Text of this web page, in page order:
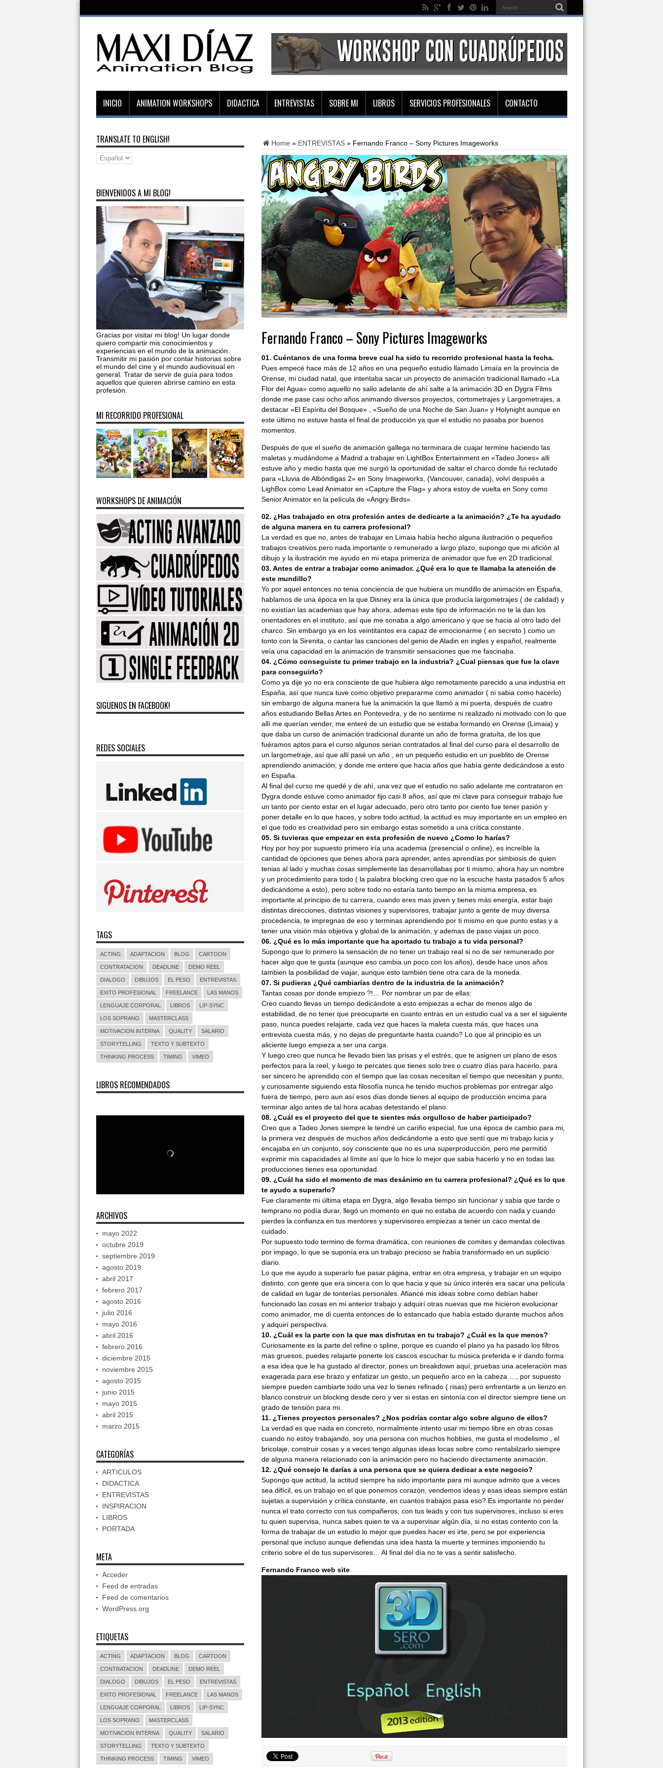
INICIO ANIMATION WORKSHOPS DIDACTICA ENTREVISTAS SOBRE MI LIBROS SERVICIOS PROFESIONALES CONTACTO
Home » ENTREVISTAS» Fernando Franco – Sony Pictures Imageworks
Fernando Franco – Sony Pictures Imageworks
01. Cuéntanos de una forma breve cual ha sido tu recorrido profesional hasta la fecha.
Pues empecé hace más de 12 años en una pequeño estudio llamado Limaía en la provincia de
Orense, mi ciudad natal, que intentaba sacar un proyecto de animación tradicional llamado «La
Flor del Agua» como aquello no salio adelante de ahí salte a la animación 3D en Dygra Films
donde me pase casi ocho años animando diversos proyectos, cortometrajes y Largometrajes, a
destacar «El Espíritu del Bosque» , «Sueño de una Noche de San Juan» y Holynight aunque en
este último no estuve hasta el final de producción ya que el estudio no pasaba por buenos
momentos.
Después de que el sueño de animación gallega no terminara de cuajar termine haciendo las
maletas y mudándome a Madrid a trabajar en LightBox Entertainment en «Tadeo Jones» alli
estuve año y medio hasta que me surgió la oportunidad de saltar el charco donde fui reclutado
para «Lluvia de Albóndigas 2» en Sony Imageworks, (Vancouver, canada), volví después a
LighBox como Lead Animator en «Capture the Flag» y ahora estoy de vuelta en Sony como
Senior Animator en la película de «Angry Birds».
02. ¿Has trabajado en otra profesión antes de dedicarte a la animación? ¿Te ha ayudado
de alguna manera en tu carrera profesional?
La verdad es que no, antes de trabajar en Limaia había hecho alguna ilustración o pequeños
trabajos creativos pero nada importante o remunerado a largo plazo, supongo que mi afición al
dibujo y la ilustración me ayudo en mi etapa primeriza de animador que fue en 2D tradicional.
03. Antes de entrar a trabajar como animador. ¿Qué era lo que te llamaba la atención de
este mundillo?
Yo por aquel entonces no tenia conciencia de que hubiera un mundillo de animación en España,
hablamos de una época en la que Disney era la única que producía largometrajes ( de calidad) y
no existían las academias que hay ahora, ademas este tipo de información no te la dan los
orientadores en el instituto, así que me sonaba a algo americano y que se hacia al otro lado del
charco. Sin embargo ya en los veintitantos era capaz de emocionarme ( en secreto ) como un
tonto con la Sirenita, o cantar las canciones del genio de Aladin en ingles y español, realmente
veía una capacidad en la animación de transmitir sensaciones que me fascinaba.
04. ¿Cómo conseguiste tu primer trabajo en la industria? ¿Cual piensas que fue la clave
para conseguirlo?
Como ya dije yo no era consciente de que hubiera algo remotamente parecido a una industria en
España, así que nunca tuve como objetivo prepararme como animador ( ni sabia como hacerlo)
sin embargo de alguna manera fue la animación la que llamó a mi puerta, después de cuatro
años estudiando Bellas Artes en Pontevedra, y de no sentirme ni realizado ni motivado con lo que
allí me querían vender, me enteré de un estudio que se estaba formando en Orense (Limaia) y
que daba un curso de animación tradicional durante un año de forma gratuíta, de los que
fuéramos aptos para el curso algunos serian contratados al final del curso para el desarrollo de
un largometraje, así que allí pasé un año , en un pequeño estudio en un pueblito de Orense
aprendiendo animación, y donde me entere que hacia años que había gente dedicándose a esto
en España.
Al final del curso me quedé y de ahí, una vez que el estudio no salio adelante me contrataron en
Dygra donde estuve como animador fijo casi 8 años, así que mi clave para conseguir trabajo fue
un tanto por ciento estar en el lugar adecuado, pero otro tanto por ciento fue tener pasión y
poner detalle en lo que haces, y sobre todo actitud, la actitud es muy importante en un empleo en
el que todo es creatividad pero sin embargo estas sometido a una crítica constante.
05. Si tuvieras que empezar en esta profesión de nuevo ¿Como lo harías?
Hoy por hoy por supuesto primero iría una academia (presencial o online), es increíble la
cantidad de opciones que tienes ahora para aprender, antes aprendías por simbiosis de quien
tenias al lado y muchas cosas simplemente las desarrollabas por ti mismo, ahora hay un nombre
y un procedimiento para todo ( la palabra blocking creo que no la escuche hasta pasados 5 años
dedicándome a esto), pero sobre todo no estaría tanto tiempo en la misma empresa, es
importante al principio de tu carrera, cuando eres mas joven y tienes más energía, estar bajo
distintas direcciones, distintas visiones y supervisores, trabajar junto a gente de muy diversa
procedencia, te impregnas de eso y terminas aprendiendo por ti mismo en que punto estas y a
tener una visión más objetiva y global de la animación, y ademas de paso viajas un poco.
06. ¿Qué es lo más importante que ha aportado tu trabajo a tu vida personal?
Supongo que lo primero la sensación de no tener un trabajo real si no de ser remunerado por
hacer algo que te gusta (aunque eso cambia un poco con los años), desde hace unos años
tambien la posibilidad de viajar, aunque esto también tiene otra cara de la moneda.
07. Si pudieras ¿Qué cambiarías dentro de la industria de la animación?
Tantas cosas por donde empiezo ?!… Por nombrar un par de ellas:
Creo cuando llevas un tiempo dedicándote a esto empiezas a echar de menos algo de
estabilidad, de no tener que preocuparte en cuanto entras en un estudio cual va a ser el siguiente
paso, nunca puedes relajarte, cada vez que haces la maleta cuesta más, que haces una
entrevista cuesta más, y no dejas de preguntarte hasta cuando? Lo que al principio es un
aliciente luego empieza a ser una carga.
Y luego creo que nunca he llevado bien las prisas y el estrés, que te asignen un plano de esos
perfectos para la reel, y luego te percates que tienes solo tres o cuatro días para hacerlo, para
ser sincero he aprendido con el tiempo que las cosas necesitan el tiempo que necesitan y punto,
y curiosamente siguiendo esta filosofía nunca he tenido muchos problemas por entregar algo
fuera de tiempo, pero aun así esos días donde tienes al equipo de producción encima para
terminar algo antes de tal hora acabas detestando el plano.
08. ¿Cuál es el proyecto del que te sientes más orgulloso de haber participado?
Creo que a Tadeo Jones siempre le tendré un cariño especial, fue una época de cambio para mi,
la primera vez después de muchos años dedicándome a esto que sentí que mi trabajo lucia y
encajaba en un conjunto, soy consciente que no es una superproducción, pero me permitió
exprimir mis capacidades al límite así que lo hice lo mejor que sabia hacerlo y no en todas las
producciones tienes esa oportunidad.
09. ¿Cuál ha sido el momento de mas desánimo en tu carrera profesional? ¿Qué es lo que
te ayudo a superarlo?
Fue claramente mi última etapa en Dygra, algo llevaba tiempo sin funcionar y sabia que tarde o
temprano no podía durar, llegó un momento en que no estaba de acuerdo con nada y cuando
pierdes la confianza en tus mentores y supervisores empiezas a tener un caco mental de
cuidado.
Por supuesto todo termino de forma dramática, con reuniones de comites y demandas colectivas
por impago, lo que se suponía era un trabajo precioso se había transformado en un suplicio
diario.
Lo que me ayudo a superarlo fue pasar página, entrar en otra empresa, y trabajar en un equipo
distinto, con gente que era sincera con lo que hacia y que su único interés era sacar una película
de calidad en lugar de tonterías personales. Afiancé mis ideas sobre como debían haber
funcionado las cosas en mi anterior trabajo y adquirí otras nuevas que me hicieron evolucionar
como animador, me di cuenta entonces de lo estancado que había estado durante muchos años
y adquirí perspectiva.
10. ¿Cuál es la parte con la que mas disfrutas en tu trabajo? ¿Cuál es la que menos?
Curiosamente es la parte del refine o spline, porque es cuando el plano ya ha pasado los filtros
mas gruesos, puedes relajarte ponerte los cascos escuchar tu música preferida e ir dando forma
a esa idea que le ha gustado al director, pones un breakdown aquí, pruebas una aceleración mas
exagerada para ese brazo y enfatizar un gesto, un pequeño arco en la cabeza …, por supuesto
siempre pueden cambiarte todo una vez lo tienes refinado ( risas) pero enfrentarte a un lienzo en
blanco construir un blocking desde cero y ver si estas en sintonía con el director siempre tiene un
grado de tensión para mi.
11. ¿Tienes proyectos personales? ¿Nos podrías contar algo sobre alguno de ellos?
La verdad es que nada en concreto, normalmente intento usar mi tiempo libre en otras cosas
cuando no estoy trabajando, soy una persona con muchos hobbies, me gusta el modelismo , el
bricolaje, construir cosas y a veces tengo algunas ideas locas sobre como rentabilzarlo siempre
de alguna manera relacionado con la animación pero no haciendo directamente animación.
12. ¿Qué consejo le darías a una persona que se quiera dedicar a este negocio?
Supongo que actitud, la actitud siempre ha sido importante para mi aunque admito que a veces
sea difícil, es un trabajo en el que ponemos corazón, vendemos ideas y esas ideas siempre están
sujetas a supervisión y crítica constante, en cuantos trabajos pasa eso? Es importante no perder
nunca el trato correcto con tus compañeros, con tus leads y con tus supervisores, incluso si eres
tu quien supervisa, nunca sabes quien te va a supervisar algún día, si no estas contento con la
forma de trabajar de un estudio lo mejor que puedes hacer es irte, pero se por experiencia
personal que incluso aunque defiendas una idea hasta la muerte y termines imponiendo tu
criterio sobre el de tus supervisores… Al final del día no te vas a sentir satisfecho.
Fernando Franco web site
TRANSLATE TO ENGLISH!
BIENVENIDOS A MI BLOG!
Gracias por visitar mi blog! Un lugar donde
quiero compartir mis conocimientos y
experiencias en el mundo de la animación.
Transmitir mi pasión por contar historias sobre
el mundo del cine y el mundo audiovisual en
general. Tratar de servir de guía para todos
aquellos que quieren abrirse camino en esta
profesión.
MI RECORRIDO PROFESIONAL
WORKSHOPS DE ANIMACIÓN
SIGUENOS EN FACEBOOK!
REDES SOCIALES
TAGS
ACTING ADAPTACION BLOG CARTOON
CONTRATACION DEADLINE DEMO REEL
DIALOGO DIBUJOS EL PESO ENTREVISTAS
EXITO PROFESIONAL FREELANCE LAS MANOS
LENGUAJE CORPORAL LIBROS LIP-SYNC
LOS SOPRANO MASTERCLASS
MOTIVACION INTERNA QUALITY SALARIO
STORYTELLING TEXTO Y SUBTEXTO
THINKING PROCESS TIMING VIMEO
LIBROS RECOMENDADOS
ARCHIVOS
mayo 2022
octubre 2019
septiembre 2019
agosto 2019
abril 2017
febrero 2017
agosto 2016
julio 2016
mayo 2016
abril 2016
febrero 2016
diciembre 2015
noviembre 2015
agosto 2015
junio 2015
mayo 2015
abril 2015
marzo 2015
CATEGORÍAS
ARTICULOS
DIDACTICA
ENTREVISTAS
INSPIRACION
LIBROS
PORTADA
META
Acceder
Feed de entradas
Feed de comentarios
WordPress.org
ETIQUETAS
ACTING ADAPTACION BLOG CARTOON
CONTRATACION DEADLINE DEMO REEL
DIALOGO DIBUJOS EL PESO ENTREVISTAS
EXITO PROFESIONAL FREELANCE LAS MANOS
LENGUAJE CORPORAL LIBROS LIP-SYNC
LOS SOPRANO MASTERCLASS
MOTIVACION INTERNA QUALITY SALARIO
STORYTELLING TEXTO Y SUBTEXTO
THINKING PROCESS TIMING VIMEO